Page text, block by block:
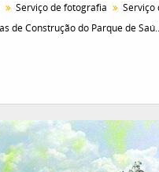
Serviço de fotografia
Obras de Construção do